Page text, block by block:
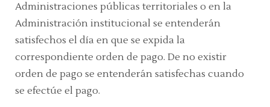
Administraciones públicas territoriales o en la
Administración institucional se entenderán
satisfechos el día en que se expida la
correspondiente orden de pago. De no existir
orden de pago se entenderán satisfechas cuando
se efectúe el pago.